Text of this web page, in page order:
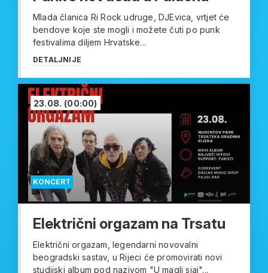
Mlada članica Ri Rock udruge, DJEvica, vrtjet će
bendove koje ste mogli i možete čuti po punk
festivalima diljem Hrvatske...
DETALJNIJE
KONCERT
23.08. (00:00)
Električni orgazam na Trsatu
Električni orgazam, legendarni novovalni
beogradski sastav, u Rijeci će promovirati novi
studijski album pod nazivom "U magli sjaj"...